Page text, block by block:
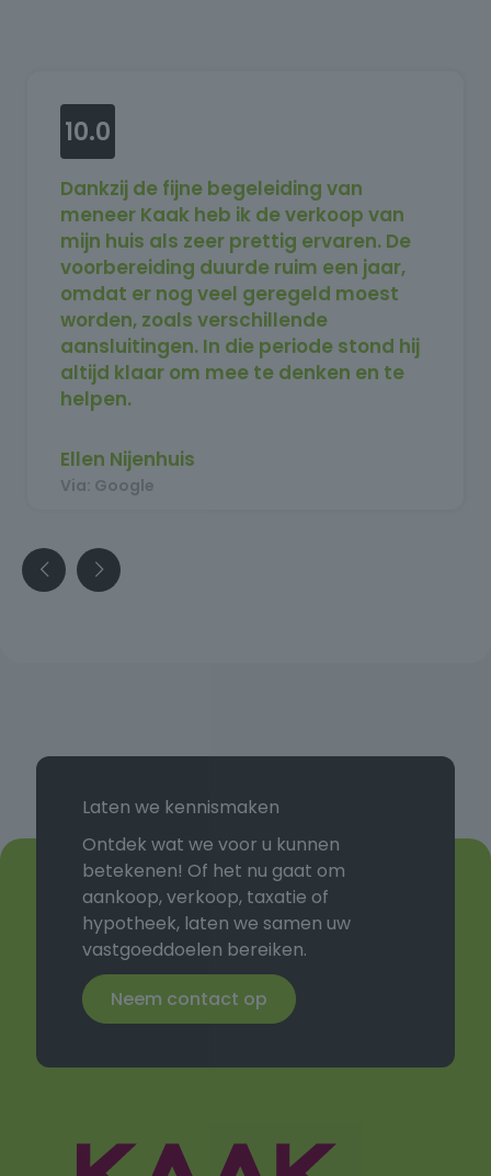
10.0
Dankzij de fijne begeleiding van
meneer Kaak heb ik de verkoop van
mijn huis als zeer prettig ervaren. De
voorbereiding duurde ruim een jaar,
omdat er nog veel geregeld moest
worden, zoals verschillende
aansluitingen. In die periode stond hij
altijd klaar om mee te denken en te
helpen.
huis in de verkoop kon, was het binnen
twee weken verkocht. Ik ben erg
tevreden over het hele traject en kan
Ellen Nijenhuis
Via: Google
Laten we kennismaken
Ontdek wat we voor u kunnen
betekenen! Of het nu gaat om
aankoop, verkoop, taxatie of
hypotheek, laten we samen uw
vastgoeddoelen bereiken.
Neem contact op